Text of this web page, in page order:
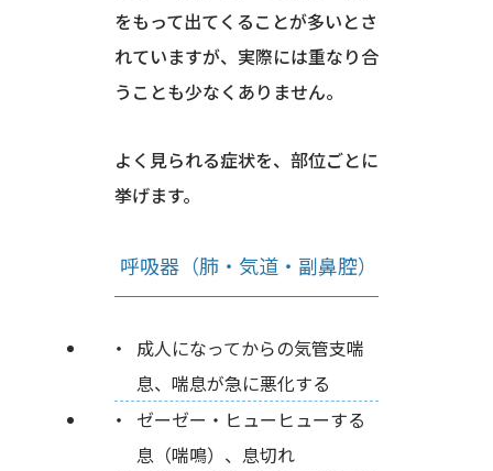
をもって出てくることが多いとさ
れていますが、実際には重なり合
うことも少なくありません。
よく見られる症状を、部位ごとに
挙げます。
呼吸器（肺・気道・副鼻腔）
成人になってからの気管支喘
息、喘息が急に悪化する
ゼーゼー・ヒューヒューする
息（喘鳴）、息切れ